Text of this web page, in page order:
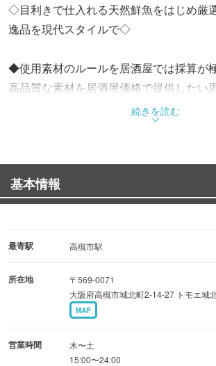
◇目利きで仕入れる天然鮮魚をはじめ厳
逸品を現代スタイルで◇
◆使用素材のルールを居酒屋では採算が
高品質な素材を居酒屋価格で提供したい
き部分を理解し、銘柄鶏や銘柄豚を厳選
しい基準を一つの土俵でお酒との共有を
た環境で食事の楽しさを表現します
続きを読む
基本情報
最寄駅 高槻市駅
所在地
〒569-0071
大阪府高槻市城北町2-14-27 トモエ城
MAP
営業時間
木〜土
15:00〜24:00